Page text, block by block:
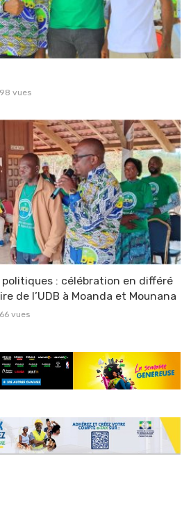
vues
: célébration en différé
de l’UDB à Moanda et Mounana
vues